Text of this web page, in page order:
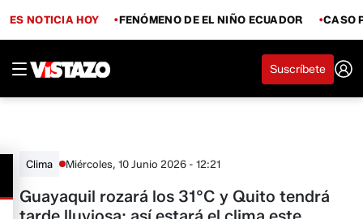
ES NOTICIA HOY FENÓMENO DE EL NIÑO ECUADOR CASO
Suscríbete
Clima Miércoles, 10 Junio 2026 - 12:21
Guayaquil rozará los 31°C y Quito tendrá